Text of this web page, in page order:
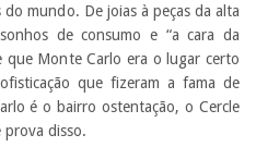
mundo. De joias à peças da alta
de consumo e “a cara da
que Monte Carlo era o lugar certo
que fizeram a fama de
é o bairro ostentação, o Cercle
prova disso.